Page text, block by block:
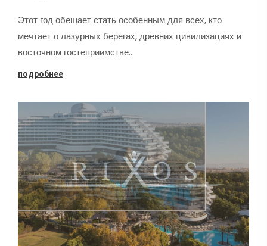
Этот год обещает стать особенным для всех, кто
мечтает о лазурных берегах, древних цивилизациях и
восточном гостеприимстве…
подробнее